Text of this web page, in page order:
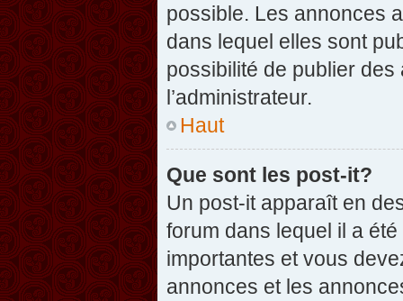
possible. Les annonces
dans lequel elles sont
possibilité de publier
l’administrateur.
Haut
Que sont les post-it?
Un post-it apparaît en
forum dans lequel il a
importantes et vous
annonces et les